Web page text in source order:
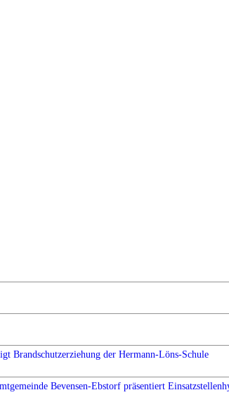
Brandschutzerziehung der Hermann-Löns-Schule
Bevensen-Ebstorf präsentiert